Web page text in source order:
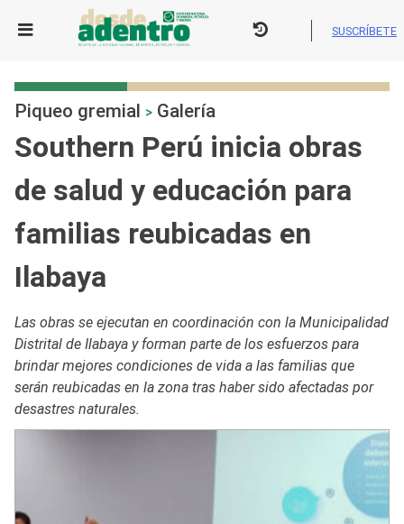
SUSCRÍBETE
Piqueo gremial > Galería
Southern Perú inicia obras
de salud y educación para
familias reubicadas en
Ilabaya
Las obras se ejecutan en coordinación con la Municipalidad
Distrital de Ilabaya y forman parte de los esfuerzos para
brindar mejores condiciones de vida a las familias que
serán reubicadas en la zona tras haber sido afectadas por
desastres naturales.